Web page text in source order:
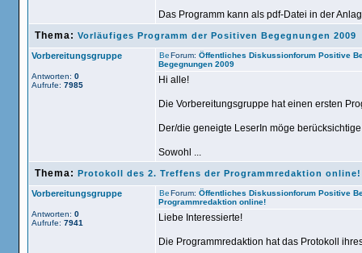
Das Programm kann als pdf-Datei in der
Thema: Vorläufiges Programm der Positiven Begegnungen 2009
Vorbereitungsgruppe
Antworten: 0
Aufrufe: 7985
Forum: Öffentliches Diskussionforum Positive
Begegnungen 2009
Hi alle!
Die Vorbereitungsgruppe hat einen ersten
Der/die geneigte LeserIn möge
Sowohl ...
Thema: Protokoll des 2. Treffens der Programmredaktion online!
Vorbereitungsgruppe
Antworten: 0
Aufrufe: 7941
Forum: Öffentliches Diskussionforum Positive
Programmredaktion online!
Liebe Interessierte!
Die Programmredaktion hat das Protokoll